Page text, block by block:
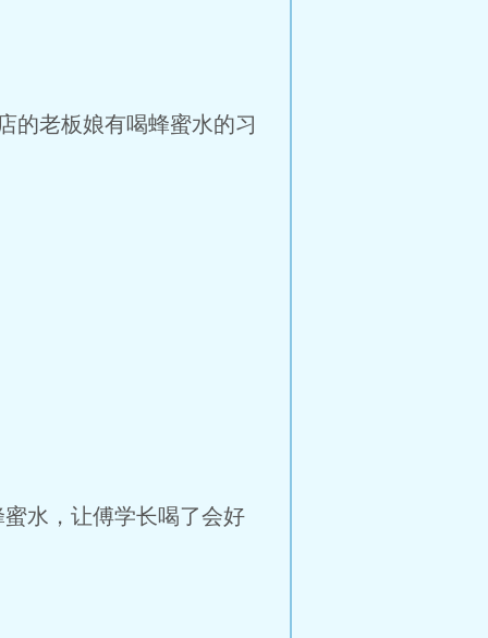
的老板娘有喝蜂蜜水的习
水，让傅学长喝了会好